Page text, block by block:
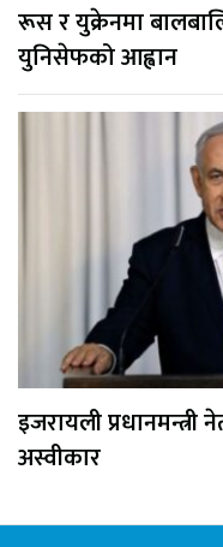
रूस र युक्रेनमा
युनिसेफको आह्वान
इजरायली प्रधानमन्त्री
अस्वीकार